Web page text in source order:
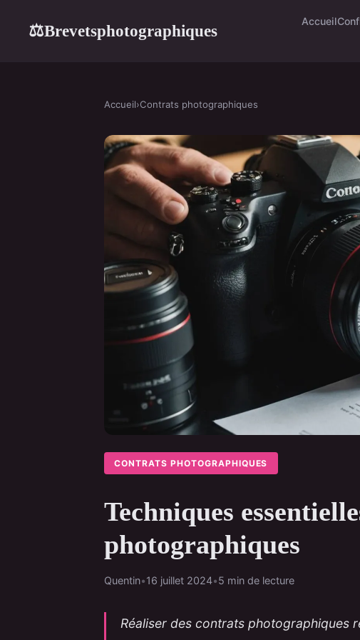
⚖Brevetsphotographiques Accueil
Accueil›Contrats photographiques
CONTRATS PHOTOGRAPHIQUES
Techniques
photographiques
Quentin•16 juillet 2024•5 min de lecture
Réaliser des contrats photographiques